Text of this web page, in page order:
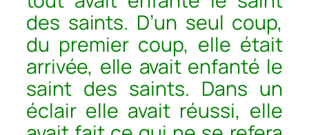
des saints. D’un seul coup,
du premier coup, elle était
arrivée, elle avait enfanté le
saint des saints. Dans un
éclair elle avait réussi, elle